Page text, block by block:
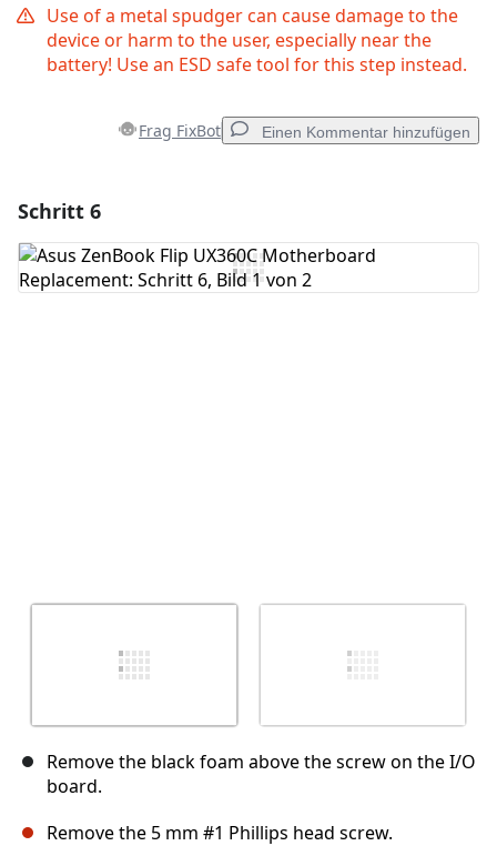
Use of a metal spudger can cause damage to the
device or harm to the user, especially near the
battery! Use an ESD safe tool for this step instead.
Frag FixBot Einen Kommentar hinzufügen
Kommentar hinzufügen
Schritt 6
Remove the black foam above the screw on the I/O
board.
Remove the 5 mm #1 Phillips head screw.